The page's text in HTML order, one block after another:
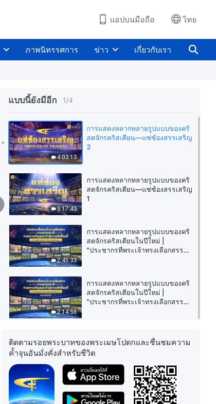
แอปบนมือถือ ไทย
ภาพนิทรรศการ ข่าว เกี่ยวกับเรา
แบบนี้ยังมีอีก 1/4
4:03:13
การแสดงหลากหลายรูปแบบของคริ
สตจักรคริสเตียน—แซ่ซ้องสรรเสริญ
2
3:17:43
การแสดงหลากหลายรูปแบบของคริ
สตจักรคริสเตียน—แซ่ซ้องสรรเสริญ
1
2:45:33
การแสดงหลากหลายรูปแบบของคริ
สตจักรคริสเตียนในปีใหม่ |
"ประชากรที่พระเจ้าทรงเลือกสรร
2:14:56
การแสดงหลากหลายรูปแบบของคริ
สตจักรคริสเตียนในปีใหม่ |
"ประชากรที่พระเจ้าทรงเลือกสรร
ติดตามรอยพระบาทของพระเมษโปดกและชื่นชมความ
ค้ำจุนอันมั่งคั่งสำหรับชีวิต